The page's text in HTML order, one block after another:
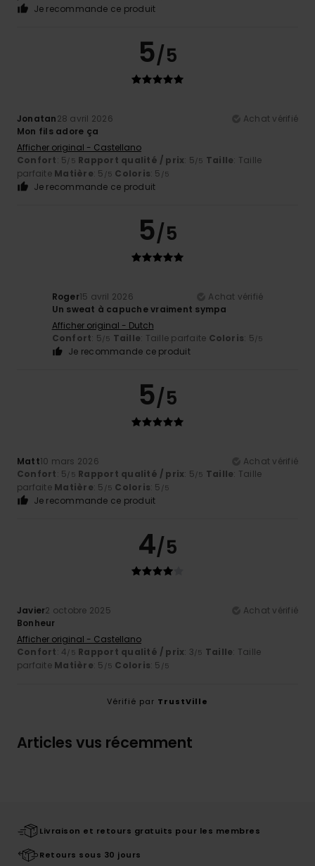
Je recommande ce produit
5/5
Jonatan28 avril 2026
Achat vérifié
Mon fils adore ça
Afficher original - Castellano
Confort: 5/5 Rapport qualité / prix: 5/5 Taille: Taille
parfaite Matière: 5 /5 Coloris: 5 /5
Je recommande ce produit
5/5
Roger15 avril 2026
Achat vérifié
Un sweat à capuche vraiment sympa
Afficher original - Dutch
Confort: 5/5 Taille: Taille parfaite Coloris: 5/5
Je recommande ce produit
5/5
Matt10 mars 2026
Achat vérifié
Confort: 5/5 Rapport qualité / prix: 5/5 Taille: Taille
parfaite Matière: 5 /5 Coloris: 5 /5
Je recommande ce produit
4/5
Javier2 octobre 2025
Achat vérifié
Bonheur
Afficher original - Castellano
Confort: 4/5 Rapport qualité / prix: 3/5 Taille: Taille
parfaite Matière: 5 /5 Coloris: 5 /5
Vérifié par TrustVille
Articles vus récemment
Livraison et retours gratuits pour les membres
Retours sous 30 jours